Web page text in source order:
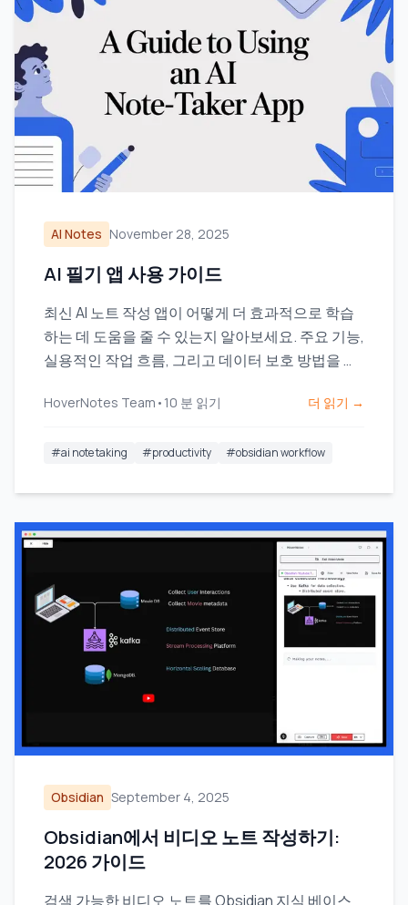
AI Notes November 28, 2025
AI 필기 앱 사용 가이드
최신 AI 노트 작성 앱이 어떻게 더 효과적으로 학습
하는 데 도움을 줄 수 있는지 알아보세요. 주요 기능,
실용적인 작업 흐름, 그리고 데이터 보호 방법을 배
HoverNotes Team • 10 분 읽기 더 읽기 →
#ai note taking #productivity #obsidian workflow
Obsidian September 4, 2025
Obsidian에서 비디오 노트 작성하기:
2026 가이드
검색 가능한 비디오 노트를 Obsidian 지식 베이스